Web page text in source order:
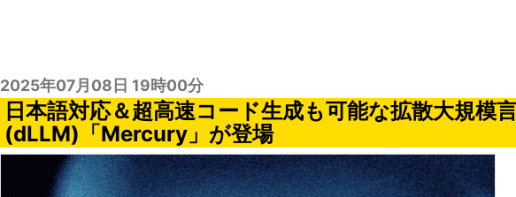
2025年07月08日 19時00分
日本語対応＆超高速コード生成も可能な拡散大規模
(dLLM)「Mercury」が登場